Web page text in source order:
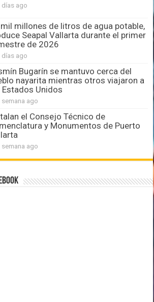
días ago
millones de litros de agua potable,
Seapal Vallarta durante el primer
de 2026
días ago
Bugarín se mantuvo cerca del
nayarita mientras otros viajaron a
Estados Unidos
semana ago
el Consejo Técnico de
y Monumentos de Puerto
semana ago